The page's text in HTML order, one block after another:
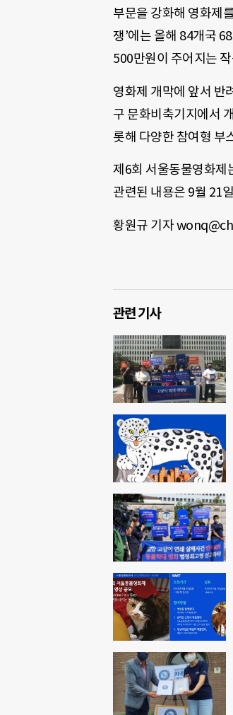
부문을 강화해 영화제
쟁’에는 올해 84개국
500만원이 주어지는
영화제 개막에 앞서 반
구 문화비축기지에서
롯해 다양한 참여형 부
제6회 서울동물영화제
관련된 내용은 9월 21
황원규 기자
관련 기사